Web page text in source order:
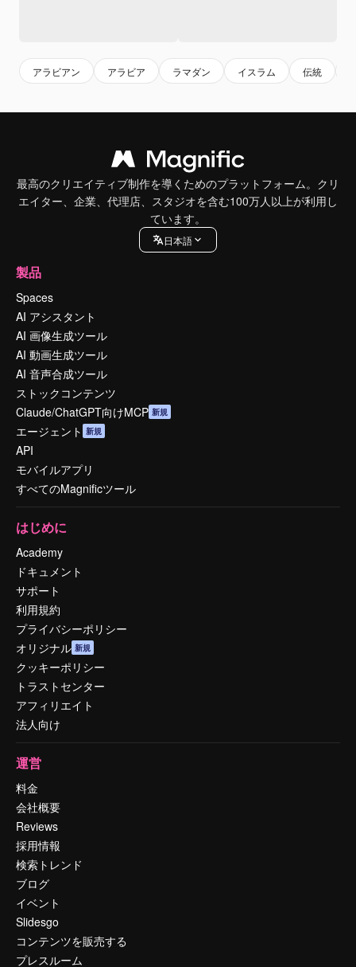
アラビアン アラビア ラマダン イスラム 伝統
最高のクリエイティブ制作を導くためのプラットフォーム。クリ
エイター、企業、代理店、スタジオを含む100万人以上が利用し
ています。
日本語
製品
Spaces
AI アシスタント
AI 画像生成ツール
AI 動画生成ツール
AI 音声合成ツール
ストックコンテンツ
Claude/ChatGPT向けMCP 新規
エージェント 新規
API
モバイルアプリ
すべてのMagnificツール
はじめに
Academy
ドキュメント
サポート
利用規約
プライバシーポリシー
オリジナル 新規
クッキーポリシー
トラストセンター
アフィリエイト
法人向け
運営
料金
会社概要
Reviews
採用情報
検索トレンド
ブログ
イベント
Slidesgo
コンテンツを販売する
プレスルーム